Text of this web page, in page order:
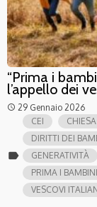
“Prima i
l’appello dei
access_time 29 Gennaio 2026
label
CEI
DIRITTI DEI
GENERATIVITÀ
PRIMA I BAMBINI
VESCOVI